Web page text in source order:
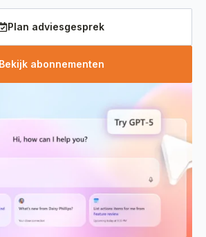
Plan adviesgesprek
Bekijk abonnementen